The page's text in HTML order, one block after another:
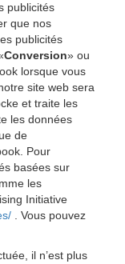
publicités
que nos
publicités
Conversion» ou
lorsque vous
site web sera
et traite les
les données
de
Pour
basées sur
les
Initiative
. Vous pouvez
il n’est plus